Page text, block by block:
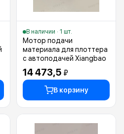
В наличии · 1 шт.
Мотор подачи
материала для плоттера
с автоподачей Xiangbao
14 473,5 ₽
В корзину